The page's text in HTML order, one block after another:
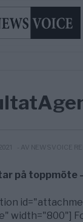
- AV NEWSVOICE
på toppmöte
width="800"]